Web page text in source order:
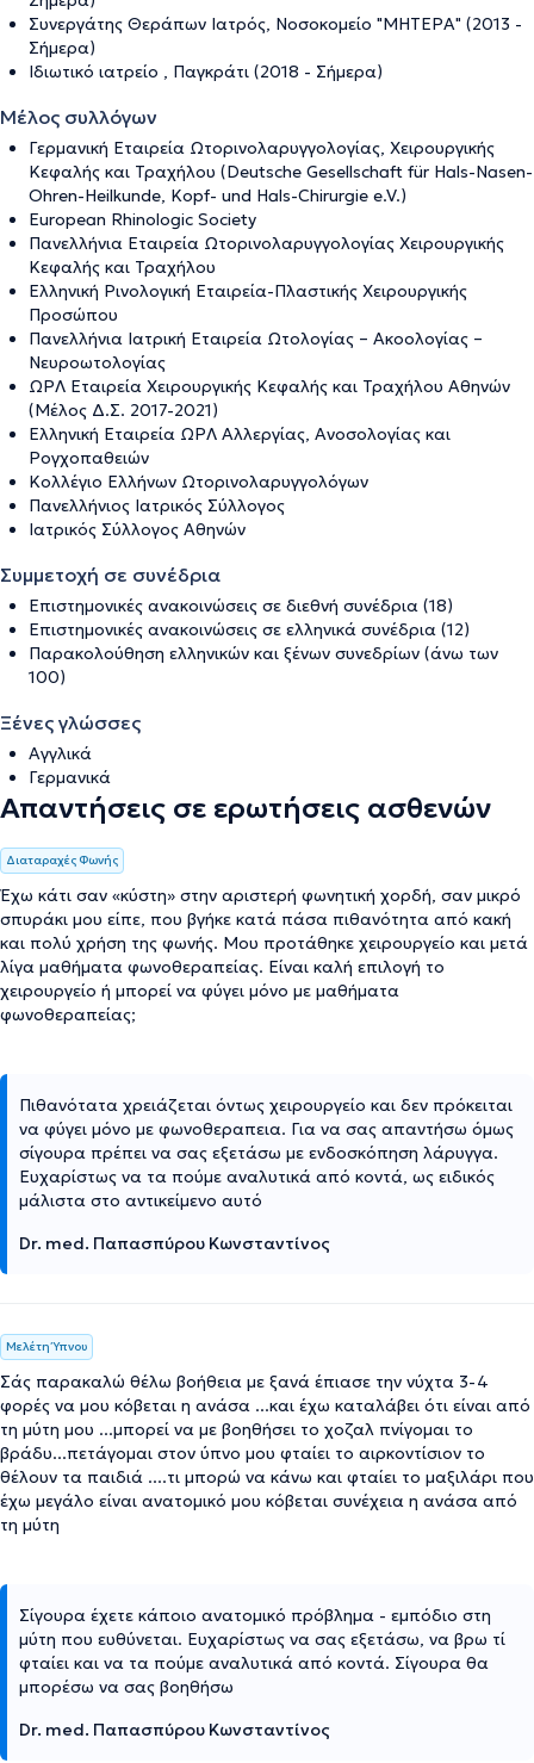
Συνεργάτης Θεράπων Ιατρός, Νοσοκομείο "ΜΗΤΕΡΑ" (2013 -
Σήμερα)
Ιδιωτικό ιατρείο , Παγκράτι (2018 - Σήμερα)
Μέλος συλλόγων
Γερμανική Εταιρεία Ωτορινολαρυγγολογίας, Χειρουργικής
Κεφαλής και Τραχήλου (Deutsche Gesellschaft für Hals-Nasen-
Ohren-Heilkunde, Kopf- und Hals-Chirurgie e.V.)
European Rhinologic Society
Πανελλήνια Εταιρεία Ωτορινολαρυγγολογίας Χειρουργικής
Κεφαλής και Τραχήλου
Ελληνική Ρινολογική Εταιρεία-Πλαστικής Χειρουργικής
Προσώπου
Πανελλήνια Ιατρική Εταιρεία Ωτολογίας – Ακοολογίας –
Νευροωτολογίας
ΩΡΛ Εταιρεία Χειρουργικής Κεφαλής και Τραχήλου Αθηνών
(Μέλος Δ.Σ. 2017-2021)
Ελληνική Εταιρεία ΩΡΛ Αλλεργίας, Ανοσολογίας και
Ρογχοπαθειών
Κολλέγιο Ελλήνων Ωτορινολαρυγγολόγων
Πανελλήνιος Ιατρικός Σύλλογος
Ιατρικός Σύλλογος Αθηνών
Συμμετοχή σε συνέδρια
Επιστημονικές ανακοινώσεις σε διεθνή συνέδρια (18)
Επιστημονικές ανακοινώσεις σε ελληνικά συνέδρια (12)
Παρακολούθηση ελληνικών και ξένων συνεδρίων (άνω των
100)
Ξένες γλώσσες
Αγγλικά
Γερμανικά
Απαντήσεις σε ερωτήσεις ασθενών
Διαταραχές Φωνής
Έχω κάτι σαν «κύστη» στην αριστερή φωνητική χορδή, σαν μικρό
σπυράκι μου είπε, που βγήκε κατά πάσα πιθανότητα από κακή
και πολύ χρήση της φωνής. Μου προτάθηκε χειρουργείο και μετά
λίγα μαθήματα φωνοθεραπείας. Είναι καλή επιλογή το
χειρουργείο ή μπορεί να φύγει μόνο με μαθήματα
φωνοθεραπείας;
Πιθανότατα χρειάζεται όντως χειρουργείο και δεν πρόκειται
να φύγει μόνο με φωνοθεραπεια. Για να σας απαντήσω όμως
σίγουρα πρέπει να σας εξετάσω με ενδοσκόπηση λάρυγγα.
Ευχαρίστως να τα πούμε αναλυτικά από κοντά, ως ειδικός
μάλιστα στο αντικείμενο αυτό
Dr. med. Παπασπύρου Κωνσταντίνος
Μελέτη Ύπνου
Σάς παρακαλώ θέλω βοήθεια με ξανά έπιασε την νύχτα 3-4
φορές να μου κόβεται η ανάσα ...και έχω καταλάβει ότι είναι από
τη μύτη μου ...μπορεί να με βοηθήσει το χοζαλ πνίγομαι το
βράδυ...πετάγομαι στον ύπνο μου φταίει το αιρκοντίσιον το
θέλουν τα παιδιά ....τι μπορώ να κάνω και φταίει το μαξιλάρι που
έχω μεγάλο είναι ανατομικό μου κόβεται συνέχεια η ανάσα από
τη μύτη
Σίγουρα έχετε κάποιο ανατομικό πρόβλημα - εμπόδιο στη
μύτη που ευθύνεται. Ευχαρίστως να σας εξετάσω, να βρω τί
φταίει και να τα πούμε αναλυτικά από κοντά. Σίγουρα θα
μπορέσω να σας βοηθήσω
Dr. med. Παπασπύρου Κωνσταντίνος